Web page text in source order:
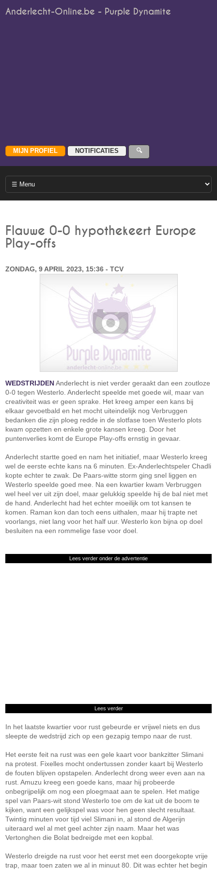
Anderlecht-Online.be - Purple Dynamite
Flauwe 0-0 hypothekeert Europe
Play-offs
ZONDAG, 9 APRIL 2023, 15:36 - TCV
WEDSTRIJDENAnderlecht is niet verder geraakt dan een zoutloze
0-0 tegen Westerlo. Anderlecht speelde met goede wil, maar van
creativiteit was er geen sprake. Het kreeg amper een kans bij
elkaar gevoetbald en het mocht uiteindelijk nog Verbruggen
bedanken die zijn ploeg redde in de slotfase toen Westerlo plots
kwam opzetten en enkele grote kansen kreeg. Door het
puntenverlies komt de Europe Play-offs ernstig in gevaar.
Anderlecht startte goed en nam het initiatief, maar Westerlo kreeg
wel de eerste echte kans na 6 minuten. Ex-Anderlechtspeler Chadli
kopte echter te zwak. De Paars-witte storm ging snel liggen en
Westerlo speelde goed mee. Na een kwartier kwam Verbruggen
wel heel ver uit zijn doel, maar gelukkig speelde hij de bal niet met
de hand. Anderlecht had het echter moeilijk om tot kansen te
komen. Raman kon dan toch eens uithalen, maar hij trapte net
voorlangs, niet lang voor het half uur. Westerlo kon bijna op doel
besluiten na een rommelige fase voor doel.
Lees verder onder de advertentie
Lees verder
In het laatste kwartier voor rust gebeurde er vrijwel niets en dus
sleepte de wedstrijd zich op een gezapig tempo naar de rust.
Het eerste feit na rust was een gele kaart voor bankzitter Slimani
na protest. Fixelles mocht ondertussen zonder kaart bij Westerlo
de fouten blijven opstapelen. Anderlecht drong weer even aan na
rust. Amuzu kreeg een goede kans, maar hij probeerde
onbegrijpelijk om nog een ploegmaat aan te spelen. Het matige
spel van Paars-wit stond Westerlo toe om de kat uit de boom te
kijken, want een gelijkspel was voor hen geen slecht resultaat.
Twintig minuten voor tijd viel Slimani in, al stond de Algerijn
uiteraard wel al met geel achter zijn naam. Maar het was
Vertonghen die Bolat bedreigde met een kopbal.
Westerlo dreigde na rust voor het eerst met een doorgekopte vrije
trap, maar toen zaten we al in minuut 80. Dit was echter het begin